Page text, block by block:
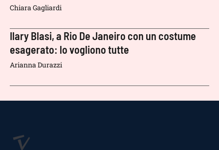
Chiara Gagliardi
Ilary Blasi, a Rio De Janeiro con un costume
esagerato: lo vogliono tutte
Arianna Durazzi